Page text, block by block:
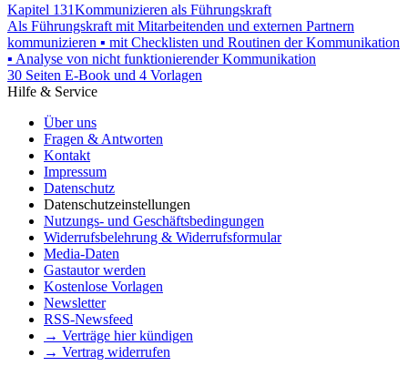
Kapitel 131Kommunizieren als Führungskraft
Als Führungskraft mit Mitarbeitenden und externen Partnern
kommunizieren ▪ mit Checklisten und Routinen der Kommunikation
▪ Analyse von nicht funktionierender Kommunikation
30 Seiten E-Book und 4 Vorlagen
Hilfe & Service
Über uns
Fragen & Antworten
Kontakt
Impressum
Datenschutz
Datenschutzeinstellungen
Nutzungs- und Geschäftsbedingungen
Widerrufsbelehrung & Widerrufsformular
Media-Daten
Gastautor werden
Kostenlose Vorlagen
Newsletter
RSS-Newsfeed
→ Verträge hier kündigen
→ Vertrag widerrufen